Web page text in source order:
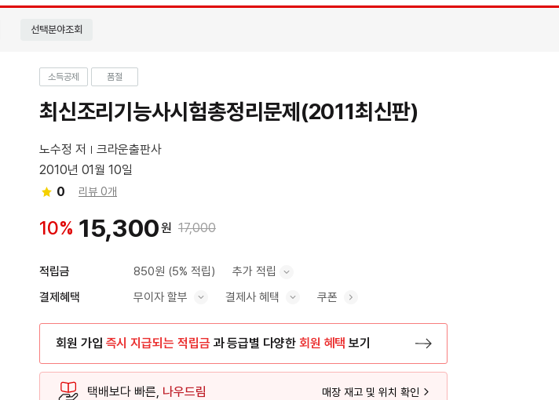
선택분야조회
소득공제 품절
최신조리기능사시험총정리문제(2011최신판)
노수정 저
크라운출판사
2010년 01월 10일
0
리뷰 0개
10% 15,300원 17,000
적립금 850원 (5% 적립) 추가 적립
결제혜택 무이자 할부 결제사 혜택 쿠폰
회원 가입 즉시 지급되는 적립금 과 등급별 다양한 회원 혜택 보기
택배보다 빠른, 나우드림 매장 재고 및 위치 확인